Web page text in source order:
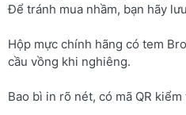
Để tránh mua nhầm, bạn hãy
Hộp mực chính hãng có tem
cầu vồng khi nghiêng.
Bao bì in rõ nét, có mã QR